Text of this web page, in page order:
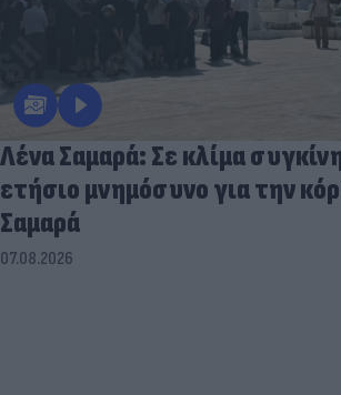
Λένα Σαμαρά: Σε κλίμα
ετήσιο μνημόσυνο για την
Σαμαρά
07.08.2026